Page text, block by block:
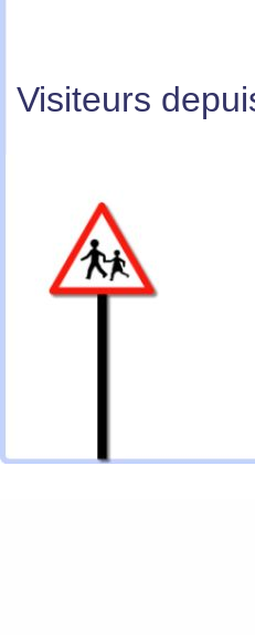
Visiteurs